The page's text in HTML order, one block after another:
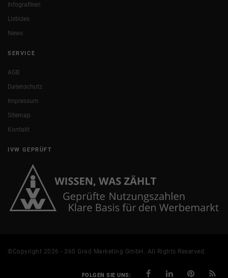
Infografiken
Listicles
News
SERVICE
AGB
Datenschutz
Impressum
Sitemap
Kontakt
IVW GEPRÜFT
©Copyright 2026 - 360 Grad Marketing GmbH. All Rights Reserved.
FOLGEN SIE UNS: